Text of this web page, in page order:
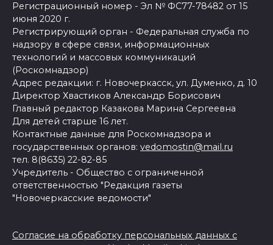
Регистрационный номер - Эл № ФС77-78482 от 15
июня 2020 г.
Регистрирующий орган - Федеральная служба по
надзору в сфере связи, информационных
технологий и массовых коммуникаций
(Роскомнадзор)
Адрес редакции: г. Новочеркасск, ул. Думенко, д. 10
Директор Хвастиков Александр Борисович
Главный редактор Казакова Марина Сергеевна
Для детей старше 16 лет.
Контактные данные для Роскомнадзора и
государственных органов: vedomostin@mail.ru
тел. 8(8635) 22-82-85
Учредитель - Общество с ограниченной
ответственностью "Редакция газеты
"Новочеркасские ведомости"
Согласие на обработку персональных данных с